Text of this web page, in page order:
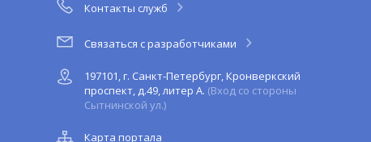
Контакты служб
Связаться с разработчиками
197101, г. Санкт-Петербург, Кронверкский
проспект, д.49, литер А. (Вход со стороны
Сытнинской ул.)
Карта портала